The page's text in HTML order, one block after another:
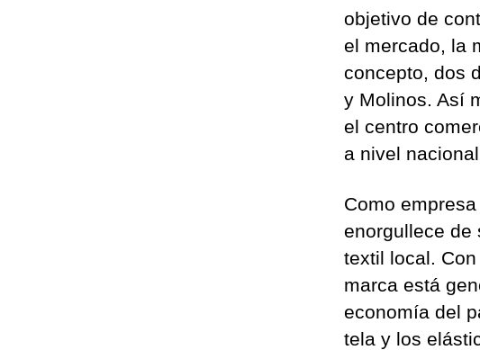
objetivo de
el mercado, la
concepto, dos
y Molinos. Así
el centro
a nivel
Como
enorgullece de
textil local.
marca está
economía del
tela y los